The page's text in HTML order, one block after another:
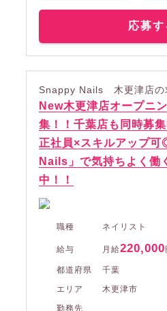
応募す
Snappy Nails 木更津店の
New木更津店オープニ
集！！千葉店も同時募
正社員×スキルアップ
Nails」で気持ちよく働
中！！
職種 ネイリスト
給与 月給220,000
都道府県
千葉
エリア
木更津市
勤務先